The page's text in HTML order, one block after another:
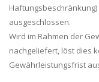
ausgeschlossen.
Wird im Rahmen der
nachgeliefert, löst dies
Gewährleistungsfrist